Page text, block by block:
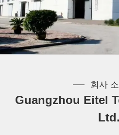
회사
Guangzhou Eitel
Ltd.